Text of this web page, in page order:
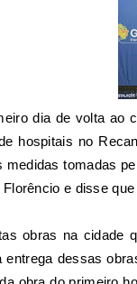
dia de volta ao
hospitais no
medidas tomadas
Florêncio e disse
obras na cidade
entrega dessas